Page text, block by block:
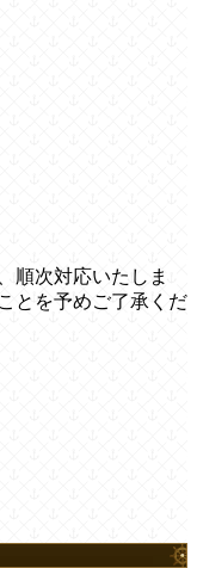
順次対応いたしま
とを予めご了承くだ